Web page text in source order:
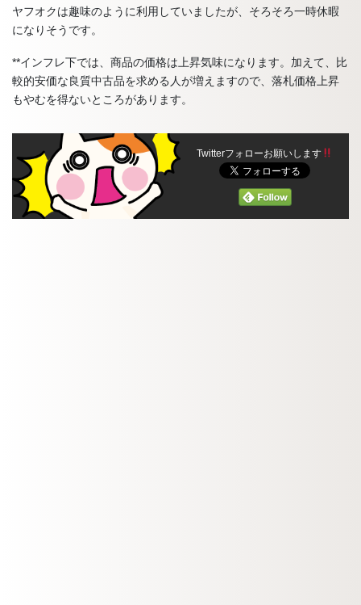
ヤフオクは趣味のように利用していましたが、そろそろ一時休暇
になりそうです。
**インフレ下では、商品の価格は上昇気味になります。加えて、比
較的安価な良質中古品を求める人が増えますので、落札価格上昇
もやむを得ないところがあります。
Twitterフォローお願いします